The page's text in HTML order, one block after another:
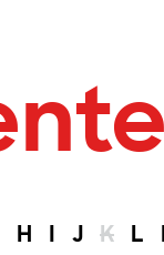
H I J K L